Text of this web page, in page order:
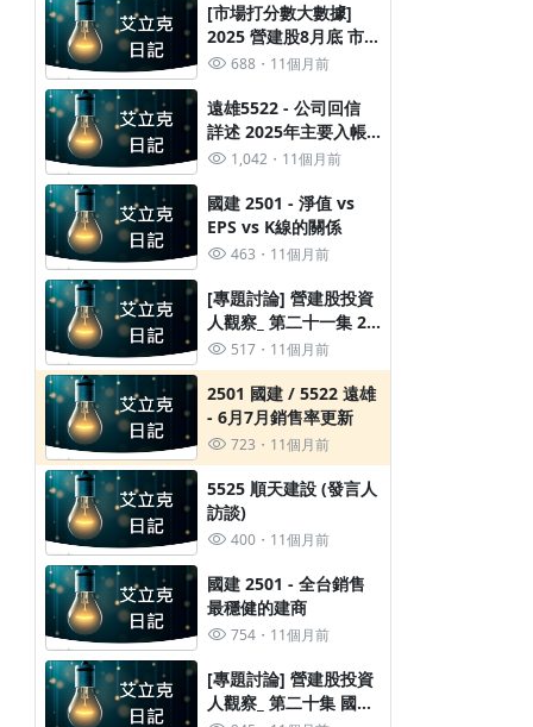
[市場打分數大數據]
2025 營建股8月底 市場
告訴我們的五件事
688 11個月前
遠雄5522 - 公司回信
詳述 2025年主要入帳
建案1,042 11個月前
國建 2501 - 淨值 vs
EPS vs K線的關係
463 11個月前
[專題討論] 營建股投資
人觀察_ 第二十一集 20
年 營建定律 (8月更新)
517 11個月前
2501 國建 / 5522 遠雄
- 6月7月銷售率更新
723 11個月前
5525 順天建設 (發言人
訪談)
400 11個月前
國建 2501 - 全台銷售
最穩健的建商
754 11個月前
[專題討論] 營建股投資
人觀察_ 第二十集 國建